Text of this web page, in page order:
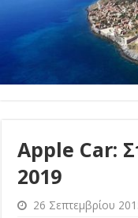
Apple Car:
2019
26 Σεπτεμβρίου